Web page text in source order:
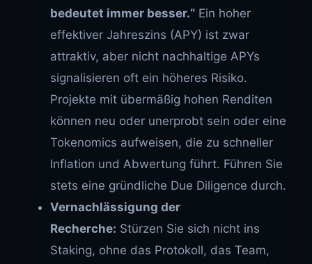
bedeutet immer besser.“ Ein hoher
effektiver Jahreszins (APY) ist zwar
attraktiv, aber nicht nachhaltige APYs
signalisieren oft ein höheres Risiko.
Projekte mit übermäßig hohen Renditen
können neu oder unerprobt sein oder eine
Tokenomics aufweisen, die zu schneller
Inflation und Abwertung führt. Führen Sie
stets eine gründliche Due Diligence durch.
Vernachlässigung der
Recherche: Stürzen Sie sich nicht ins
Staking, ohne das Protokoll, das Team,